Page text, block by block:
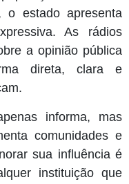
o estado apresenta
As rádios
a opinião pública
direta, clara e
informa, mas
comunidades e
sua influência é
instituição que